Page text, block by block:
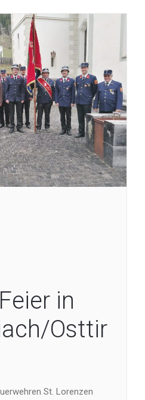
in
Osttir
St. Lorenzen